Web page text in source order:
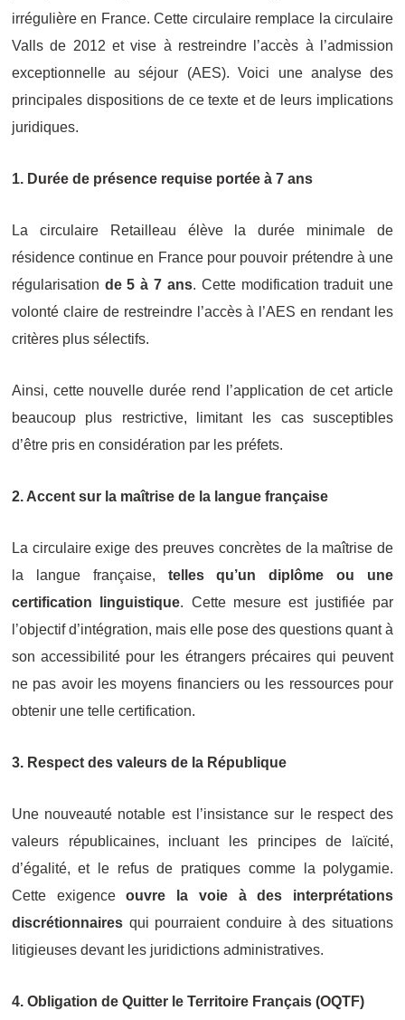
irrégulière en France. Cette circulaire remplace la circulaire
Valls de 2012 et vise à restreindre l’accès à l’admission
exceptionnelle au séjour (AES). Voici une analyse des
principales dispositions de ce texte et de leurs implications
juridiques.
1. Durée de présence requise portée à 7 ans
La circulaire Retailleau élève la durée minimale de
résidence continue en France pour pouvoir prétendre à une
régularisation de 5 à 7 ans. Cette modification traduit une
volonté claire de restreindre l’accès à l’AES en rendant les
critères plus sélectifs.
Ainsi, cette nouvelle durée rend l’application de cet article
beaucoup plus restrictive, limitant les cas susceptibles
d’être pris en considération par les préfets.
2. Accent sur la maîtrise de la langue française
La circulaire exige des preuves concrètes de la maîtrise de
la langue française, telles qu’un diplôme ou une
certification linguistique. Cette mesure est justifiée par
l’objectif d’intégration, mais elle pose des questions quant à
son accessibilité pour les étrangers précaires qui peuvent
ne pas avoir les moyens financiers ou les ressources pour
obtenir une telle certification.
3. Respect des valeurs de la République
Une nouveauté notable est l’insistance sur le respect des
valeurs républicaines, incluant les principes de laïcité,
d’égalité, et le refus de pratiques comme la polygamie.
Cette exigenceouvre la voie à des interprétations
discrétionnairesqui pourraient conduire à des situations
litigieuses devant les juridictions administratives.
4. Obligation de Quitter le Territoire Français (OQTF)